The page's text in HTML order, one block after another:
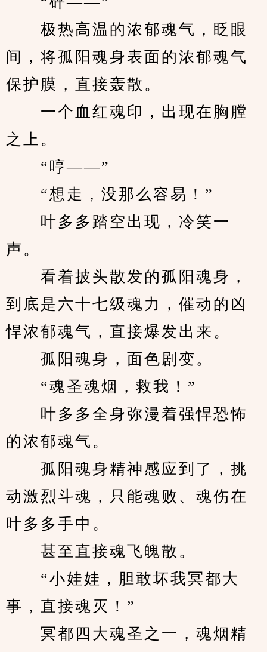
极热高温的浓郁魂气，眨眼
间，将孤阳魂身表面的浓郁魂气
保护膜，直接轰散。
一个血红魂印，出现在胸膛
之上。
“哼——”
“想走，没那么容易！”
叶多多踏空出现，冷笑一
声。
看着披头散发的孤阳魂身，
到底是六十七级魂力，催动的凶
悍浓郁魂气，直接爆发出来。
孤阳魂身，面色剧变。
“魂圣魂烟，救我！”
叶多多全身弥漫着强悍恐怖
的浓郁魂气。
孤阳魂身精神感应到了，挑
动激烈斗魂，只能魂败、魂伤在
叶多多手中。
甚至直接魂飞魄散。
“小娃娃，胆敢坏我冥都大
事，直接魂灭！”
冥都四大魂圣之一，魂烟精